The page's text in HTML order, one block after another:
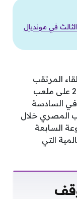
في مونديال
المرتقب
صباح يوم السبت الموافق 27 يونيو 2026 على ملعب
في السادسة
المصري خلال
السابعة
التي